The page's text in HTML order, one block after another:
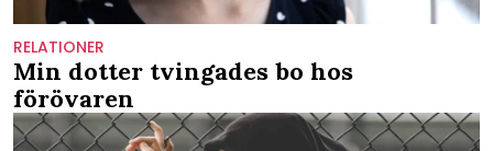
RELATIONER
Min dotter tvingades bo hos
förövaren